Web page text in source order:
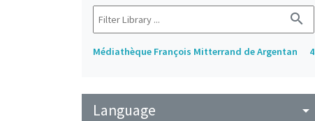
search
Médiathèque François Mitterrand de Argentan 4
Language arrow_drop_down